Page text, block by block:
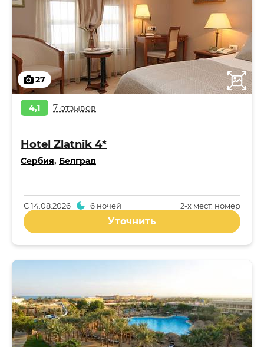
27
4,1 7 отзывов
Hotel Zlatnik 4*
Сербия, Белград
2-x мест. номер
С14.08.2026 6 ночей
Уточнить